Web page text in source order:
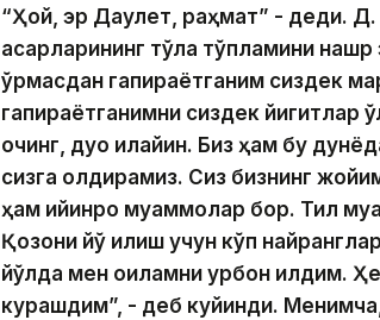
“Ҳой, эр Даулет, раҳмат” - деди.
асарларининг тўла тўпламини нашр
қўрқмасдан гапираётганим сиздек
гапираётганимни сиздек йигитлар
очинг, дуо қилайин. Биз ҳам бу
сизга қолдирамиз. Сиз бизнинг
ҳам қийинроқ муаммолар бор. Тил
Қозоқни йўқ қилиш учун кўп
йўлда мен оиламни қурбон қилдим.
курашдим”, - деб куйинди.